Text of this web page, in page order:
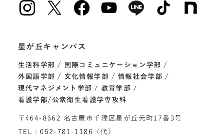
星が丘キャンパス
生活科学部
国際コミュニケーション学部
外国語学部
文化情報学部
情報社会学部
現代マネジメント学部
教育学部
看護学部/公衆衛生看護学専攻科
〒464-8662 名古屋市千種区星が丘元町17番3号
TEL：052-781-1186（代）